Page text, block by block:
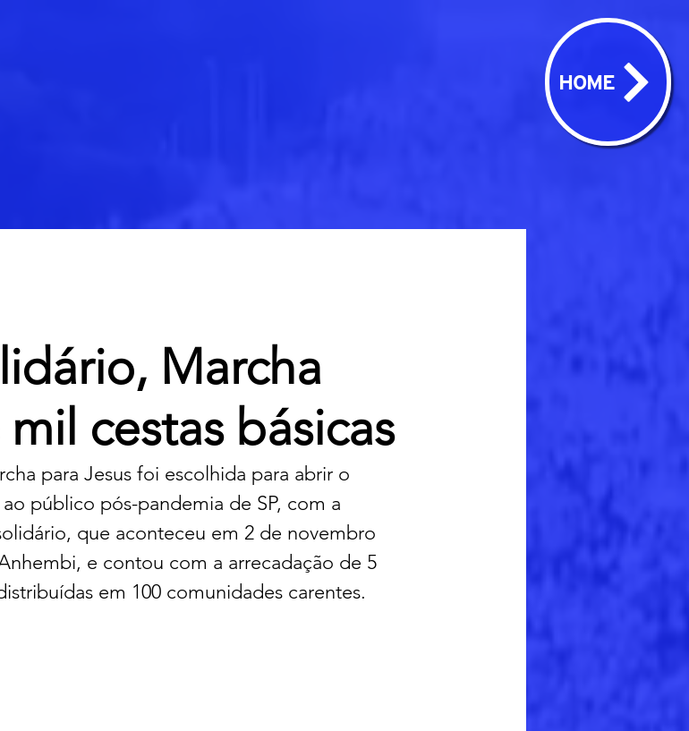
HOME
Marcha
cestas básicas
para Jesus foi escolhida para abrir o
público pós-pandemia de SP, com a
que aconteceu em 2 de novembro
e contou com a arrecadação de 5
em 100 comunidades carentes.